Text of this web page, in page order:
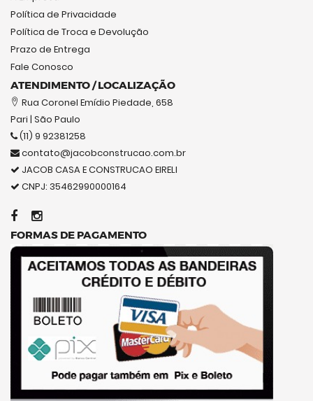
Política de Privacidade
Política de Troca e Devolução
Prazo de Entrega
Fale Conosco
ATENDIMENTO / LOCALIZAÇÃO
Rua Coronel Emídio Piedade, 658
Pari | São Paulo
(11) 9 92381258
contato@jacobconstrucao.com.br
JACOB CASA E CONSTRUCAO EIRELI
CNPJ: 35462990000164
FORMAS DE PAGAMENTO